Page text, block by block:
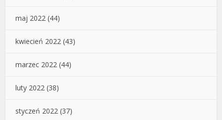
maj 2022 (44)
kwiecień 2022 (43)
marzec 2022 (44)
luty 2022 (38)
styczeń 2022 (37)